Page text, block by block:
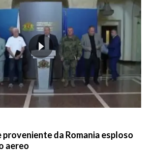
proveniente da Romania esploso
aereo